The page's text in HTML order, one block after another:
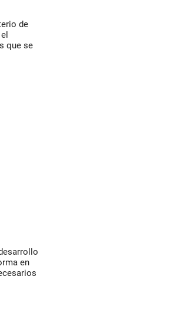
de
que se
en